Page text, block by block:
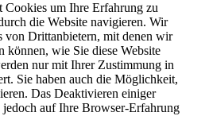
Cookies um Ihre Erfahrung zu
die Website navigieren. Wir
von Drittanbietern, mit denen wir
können, wie Sie diese Website
nur mit Ihrer Zustimmung in
Sie haben auch die Möglichkeit,
Das Deaktivieren einiger
jedoch auf Ihre Browser-Erfahrung